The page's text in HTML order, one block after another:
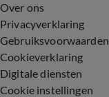
Over ons
Privacyverklaring
Gebruiksvoorwaarden
Cookieverklaring
Digitale diensten
Cookie instellingen